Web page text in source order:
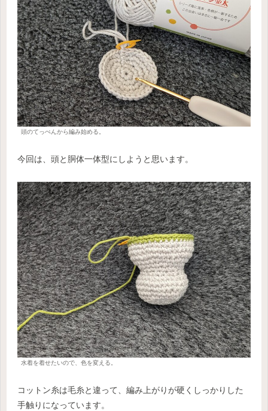
頭のてっぺんから編み始める。
今回は、頭と胴体一体型にしようと思います。
水着を着せたいので、色を変える。
コットン糸は毛糸と違って、編み上がりが硬くしっかりした
手触りになっています。